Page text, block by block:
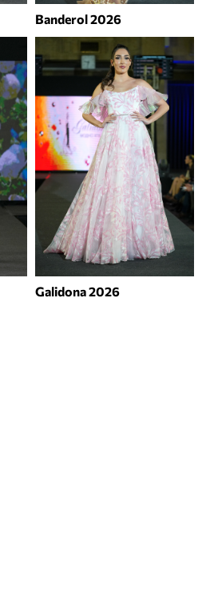
Banderol 2026
Galidona 2026